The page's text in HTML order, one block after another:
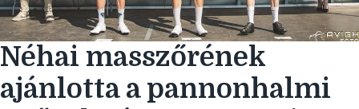
Néhai masszőrének
ajánlotta a pannonhalmi